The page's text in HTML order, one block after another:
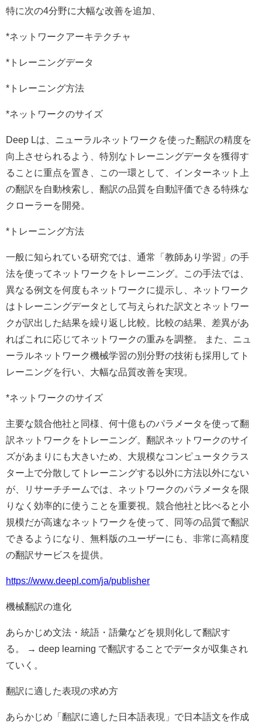
特に次の4分野に大幅な改善を追加、
*ネットワークアーキテクチャ
*トレーニングデータ
*トレーニング方法
*ネットワークのサイズ
Deep Lは、ニューラルネットワークを使った翻訳の精度を
向上させられるよう、特別なトレーニングデータを獲得す
ることに重点を置き、この一環として、インターネット上
の翻訳を自動検索し、翻訳の品質を自動評価できる特殊な
クローラーを開発。
*トレーニング方法
一般に知られている研究では、通常「教師あり学習」の手
法を使ってネットワークをトレーニング。この手法では、
異なる例文を何度もネットワークに提示し、ネットワーク
はトレーニングデータとして与えられた訳文とネットワー
クが訳出した結果を繰り返し比較。比較の結果、差異があ
ればこれに応じてネットワークの重みを調整。 また、ニュ
ーラルネットワーク機械学習の別分野の技術も採用してト
レーニングを行い、大幅な品質改善を実現。
*ネットワークのサイズ
主要な競合他社と同様、何十億ものパラメータを使って翻
訳ネットワークをトレーニング。翻訳ネットワークのサイ
ズがあまりにも大きいため、大規模なコンピュータクラス
ター上で分散してトレーニングする以外に方法以外にない
が、リサーチチームでは、ネットワークのパラメータを限
りなく効率的に使うことを重要視。競合他社と比べると小
規模だが高速なネットワークを使って、同等の品質で翻訳
できるようになり、無料版のユーザーにも、非常に高精度
の翻訳サービスを提供。
https://www.deepl.com/ja/publisher
機械翻訳の進化
あらかじめ文法・統語・語彙などを規則化して翻訳す
る。 → deep learning で翻訳することでデータが収集され
ていく。
翻訳に適した表現の求め方
あらかじめ「翻訳に適した日本語表現」で日本語文を作成